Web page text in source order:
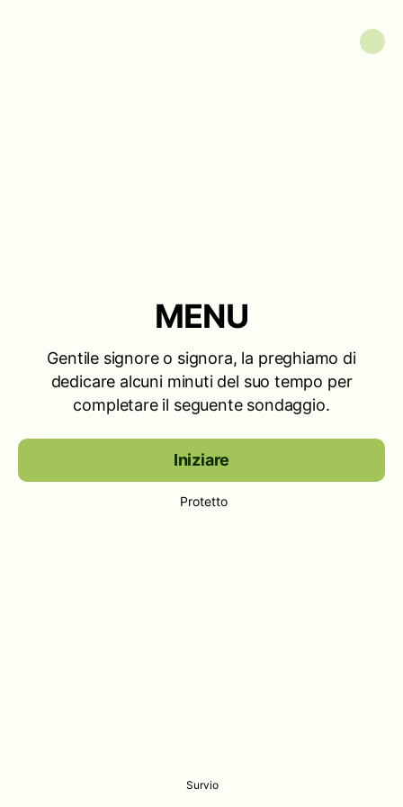
MENU
Gentile signore o signora, la preghiamo di
dedicare alcuni minuti del suo tempo per
completare il seguente sondaggio.
Iniziare
Protetto
Survio